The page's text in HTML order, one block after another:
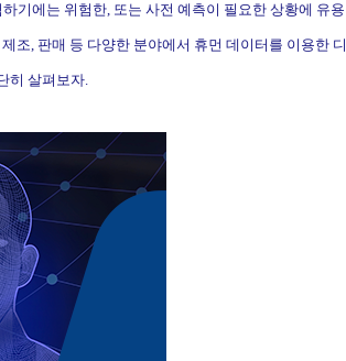
기에는 위험한, 또는 사전 예측이 필요한 상황에 유용
제조, 판매 등 다양한 분야에서 휴먼 데이터를 이용한 디
히 살펴보자.